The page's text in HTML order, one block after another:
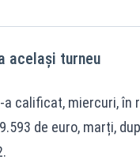
același turneu
calificat, miercuri, în
de euro, marți,